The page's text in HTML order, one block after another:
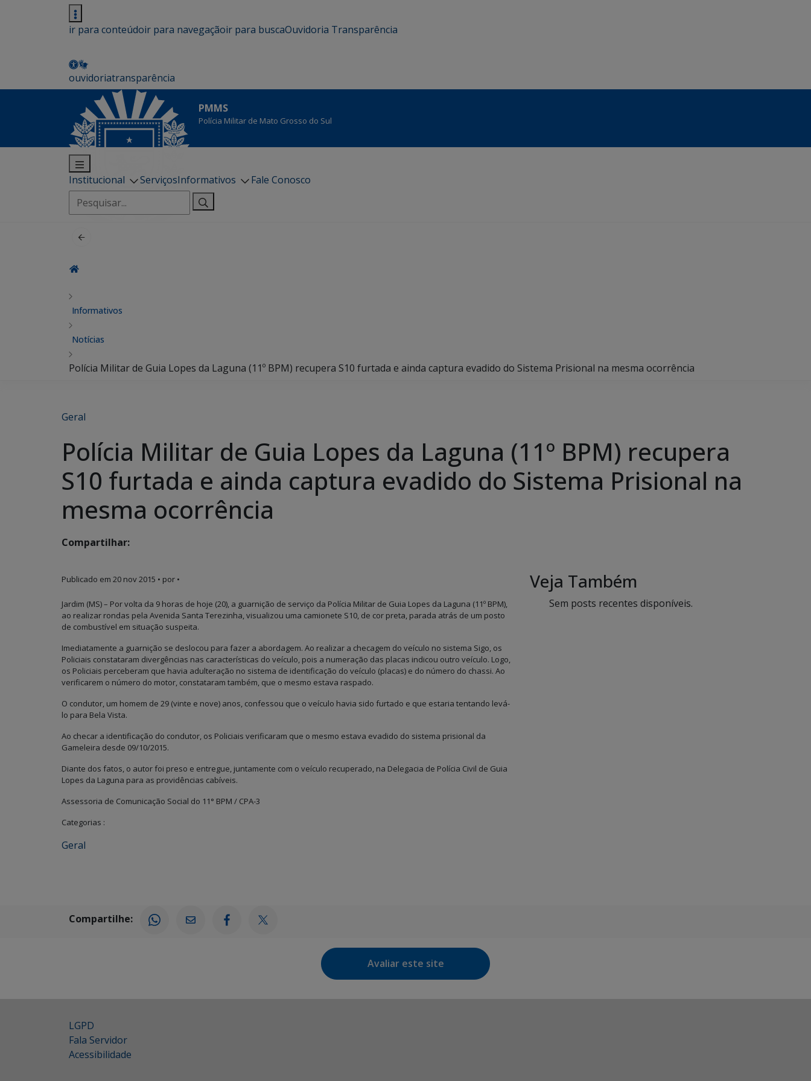
ir para conteúdoir para navegaçãoir para buscaOuvidoria Transparência
ouvidoriatransparência
PMMS
Polícia Militar de Mato Grosso do Sul
Institucional ServiçosInformativos
Fale Conosco
Pesquisar
por:
Informativos
Notícias
Polícia Militar de Guia Lopes da Laguna (11º BPM) recupera S10 furtada e ainda captura evadido do Sistema Prisional na mesma ocorrência
Geral
Polícia Militar de Guia Lopes da Laguna (11º BPM) recupera
S10 furtada e ainda captura evadido do Sistema Prisional na
mesma ocorrência
Compartilhar:
Publicado em 20 nov 2015 • por •
Jardim (MS) – Por volta da 9 horas de hoje (20), a guarnição de serviço da Polícia Militar de Guia Lopes da Laguna (11º BPM),
ao realizar rondas pela Avenida Santa Terezinha, visualizou uma camionete S10, de cor preta, parada atrás de um posto
de combustível em situação suspeita.
Imediatamente a guarnição se deslocou para fazer a abordagem. Ao realizar a checagem do veículo no sistema Sigo, os
Policiais constataram divergências nas características do veículo, pois a numeração das placas indicou outro veículo. Logo,
os Policiais perceberam que havia adulteração no sistema de identificação do veículo (placas) e do número do chassi. Ao
verificarem o número do motor, constataram também, que o mesmo estava raspado.
O condutor, um homem de 29 (vinte e nove) anos, confessou que o veículo havia sido furtado e que estaria tentando levá-
lo para Bela Vista.
Ao checar a identificação do condutor, os Policiais verificaram que o mesmo estava evadido do sistema prisional da
Gameleira desde 09/10/2015.
Diante dos fatos, o autor foi preso e entregue, juntamente com o veículo recuperado, na Delegacia de Polícia Civil de Guia
Lopes da Laguna para as providências cabíveis.
Assessoria de Comunicação Social do 11° BPM / CPA-3
Categorias :
Geral
Veja Também
Sem posts recentes disponíveis.
Compartilhe:
Avaliar este site
LGPD
Fala Servidor
Acessibilidade